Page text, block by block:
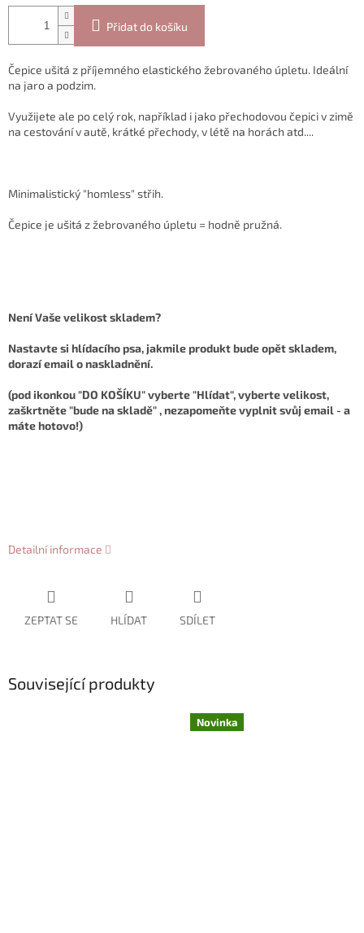
Přidat do košíku
Čepice ušitá z příjemného elastického žebrovaného úpletu. Ideální
na jaro a podzim.
Využijete ale po celý rok, například i jako přechodovou čepici v zimě
na cestování v autě, krátké přechody, v létě na horách atd....
Minimalistický "homless" střih.
Čepice je ušitá z žebrovaného úpletu = hodně pružná.
Není Vaše velikost skladem?
Nastavte si hlídacího psa, jakmile produkt bude opět skladem,
dorazí email o naskladnění.
(pod ikonkou "DO KOŠÍKU" vyberte "Hlídat", vyberte velikost,
zaškrtněte "bude na skladě" , nezapomeňte vyplnit svůj email - a
máte hotovo!)
Detailní informace
ZEPTAT SE HLÍDAT SDÍLET
Související produkty
Novinka